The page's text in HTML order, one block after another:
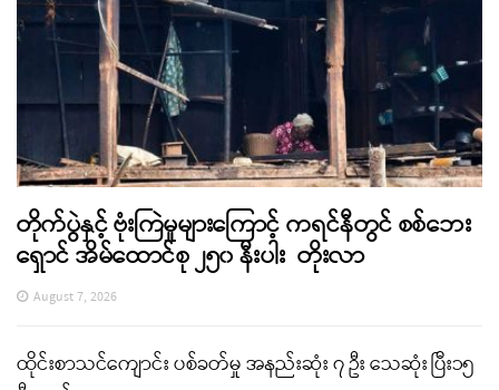
တိုက်ပွဲနှင့် ဗုံးကြဲမှုများကြောင့် ကရင်နီတွင် စစ်ဘေး
ရှောင် အိမ်ထောင်စု ၂၅၀ နီးပါး တိုးလာ
August 7, 2026
ထိုင်းစာသင်ကျောင်း ပစ်ခတ်မှု အနည်းဆုံး ၇ ဦး သေဆုံး ပြီး၁၅